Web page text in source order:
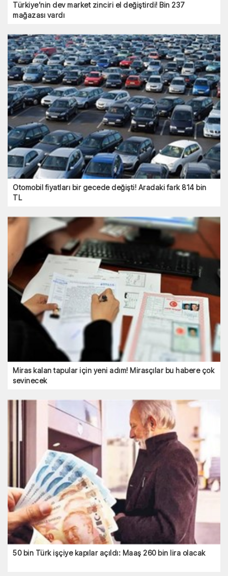
Türkiye’nin dev market zinciri el değiştirdi! Bin 237
mağazası vardı
Otomobil fiyatları bir gecede değişti! Aradaki fark 814 bin
TL
Miras kalan tapular için yeni adım! Mirasçılar bu habere çok
sevinecek
50 bin Türk işçiye kapılar açıldı: Maaş 260 bin lira olacak